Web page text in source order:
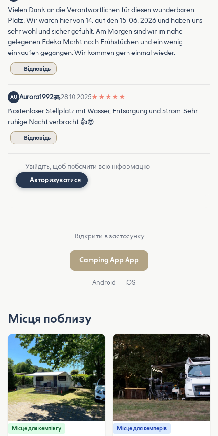
Vielen Dank an die Verantwortlichen für diesen wunderbaren
Platz. Wir waren hier von 14. auf den 15. 06. 2026 und haben uns
sehr wohl und sicher gefühlt. Am Morgen sind wir im nahe
gelegenen Edeka Markt noch Frühstücken und ein wenig
einkaufen gegangen. Wir kommen gern einmal wieder.
Відповідь
AU Aurora1992 28.10.2025★ ★ ★ ★ ★
Kostenloser Stellplatz mit Wasser, Entsorgung und Strom. Sehr
ruhige Nacht verbracht 👍😎
Відповідь
Увійдіть, щоб побачити всю інформацію
Авторизуватися
Відкрити в застосунку
Camping App App
Android iOS
Місця поблизу
Місце для кемпінгу Місце для кемперів